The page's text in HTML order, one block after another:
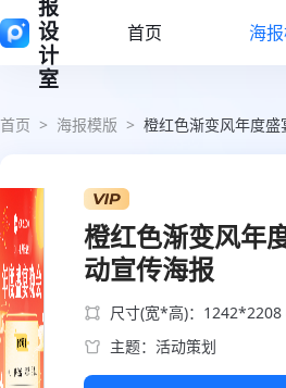
报
设
计
室
首页 海
首页 > 海报模版 > 橙红色渐变风年度
橙红色渐变风年
动宣传海报
尺寸(宽*高)：1242*2208
主题：活动策划